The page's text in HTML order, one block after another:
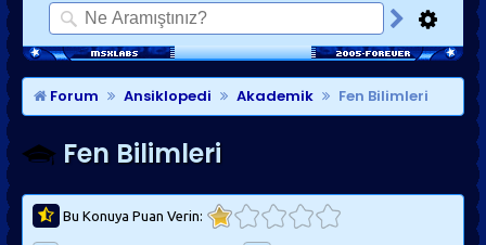
GÜNLÜKLER
SON MESAJLAR
KISAYOLLAR
Forum Ansiklopedi Akademik Fen Bilimleri
Fen Bilimleri
Bu Konuya Puan Verin: